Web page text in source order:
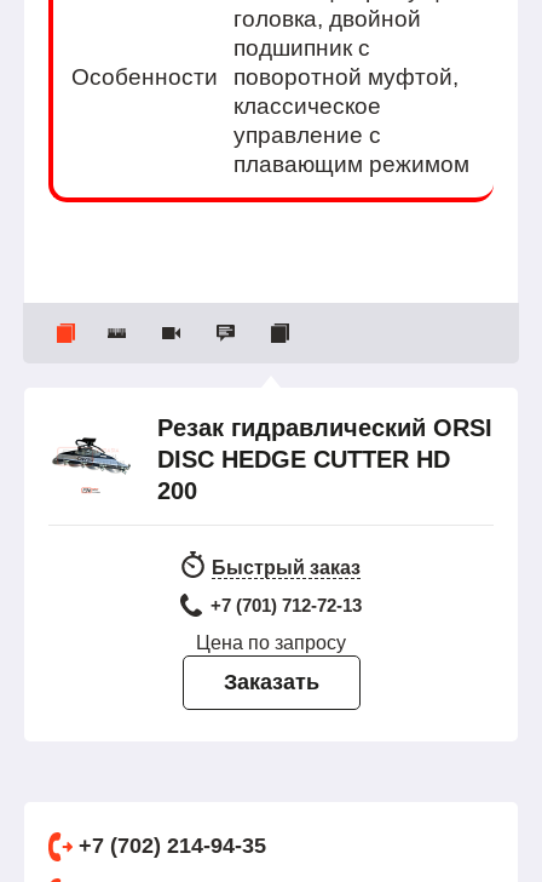
Особенности
головка, двойной
подшипник с
поворотной муфтой,
классическое
управление с
плавающим режимом
Резак гидравлический ORSI
DISC HEDGE CUTTER HD
200
Быстрый заказ
+7 (701) 712-72-13
Цена по запросу
Заказать
+7 (702) 214-94-35